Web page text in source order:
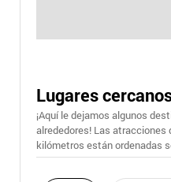
Lugares
¡Aquí le dejamos algunos
alrededores! Las atracciones
kilómetros están ordenadas